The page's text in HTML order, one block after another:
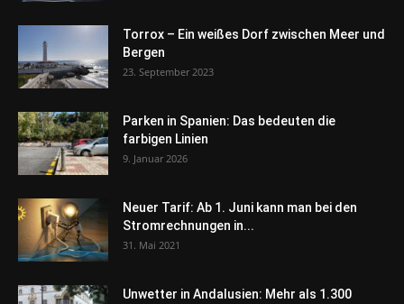
Torrox – Ein weißes Dorf zwischen Meer und
Bergen
23. September 2023
Parken in Spanien: Das bedeuten die
farbigen Linien
9. Januar 2026
Neuer Tarif: Ab 1. Juni kann man bei den
Stromrechnungen in...
31. Mai 2021
Unwetter in Andalusien: Mehr als 1.300